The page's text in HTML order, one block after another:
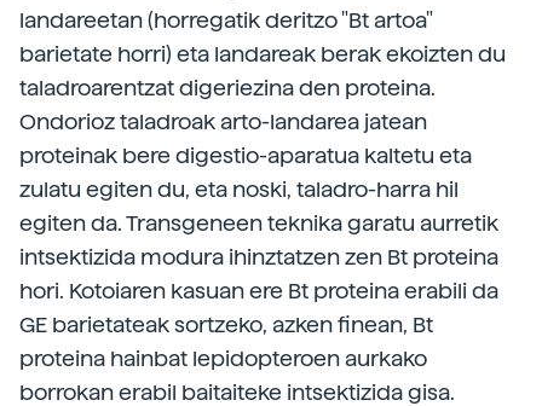
landareetan (horregatik deritzo "Bt artoa"
barietate horri) eta landareak berak ekoizten du
taladroarentzat digeriezina den proteina.
Ondorioz taladroak arto-landarea jatean
proteinak bere digestio-aparatua kaltetu eta
zulatu egiten du, eta noski, taladro-harra hil
egiten da. Transgeneen teknika garatu aurretik
intsektizida modura ihinztatzen zen Bt proteina
hori. Kotoiaren kasuan ere Bt proteina erabili da
GE barietateak sortzeko, azken finean, Bt
proteina hainbat lepidopteroen aurkako
borrokan erabil baitaiteke intsektizida gisa.